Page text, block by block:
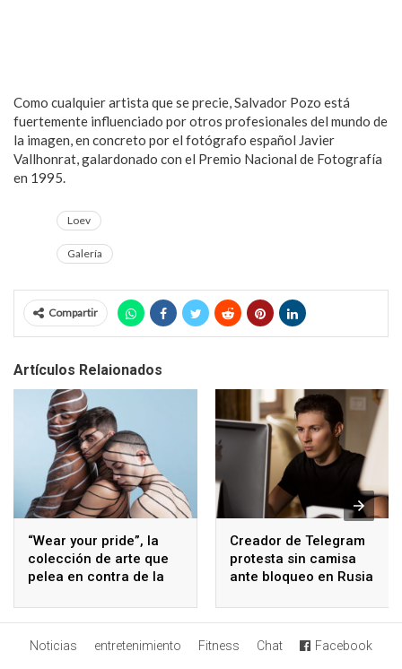
Como cualquier artista que se precie, Salvador Pozo está
fuertemente influenciado por otros profesionales del mundo de
la imagen, en concreto por el fotógrafo español Javier
Vallhonrat, galardonado con el Premio Nacional de Fotografía
en 1995.
Loev
Galería
Compartir
Artículos Relaionados
“Wear your pride”, la
colección de arte que
pelea en contra de la
Creador de Telegram
protesta sin camisa
ante bloqueo en Rusia
Noticias entretenimiento Fitness Chat Facebook